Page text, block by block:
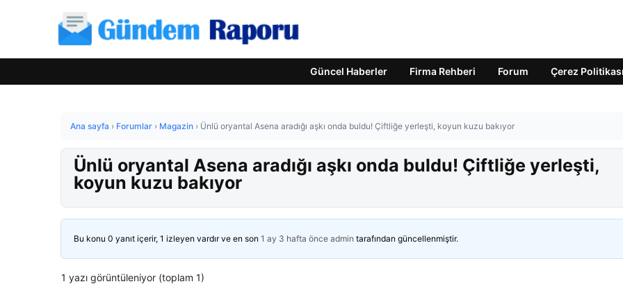
Güncel Haberler Firma Rehberi Forum Çerez Politikası
Ana sayfa › Forumlar › Magazin › Ünlü oryantal Asena aradığı aşkı onda buldu! Çiftliğe yerleşti, koyun kuzu bakıyor
Ünlü oryantal Asena aradığı aşkı onda buldu! Çiftliğe yerleşti,
koyun kuzu bakıyor
Bu konu 0 yanıt içerir, 1 izleyen vardır ve en son 1 ay 3 hafta önce admin tarafından güncellenmiştir.
1 yazı görüntüleniyor (toplam 1)